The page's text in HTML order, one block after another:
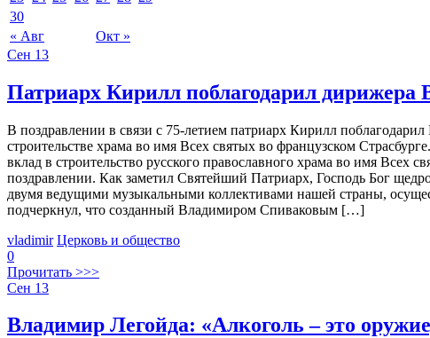
« Авг Окт »
30
Сен 13
Патриарх Кирилл поблагодарил дирижера
В поздравлении в связи с 75-летием патриарх Кирилл
строительстве храма во имя Всех святых во французском
вклад в строительство русского православного храма во имя Всех
поздравлении. Как заметил Святейший Патриарх, Господь Бог
двумя ведущими музыкальными коллективами нашей страны,
подчеркнул, что созданный Владимиром Спиваковым […]
vladimir Церковь и общество
0
Прочитать >>>
Сен 13
Владимир Легойда: «Алкоголь – это